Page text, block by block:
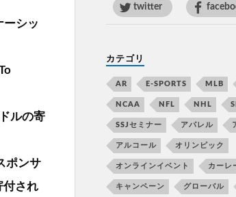
ーシッ
ルの寄
ポンサ
付され
twitter
カテゴリ
AR E-SPORTS MLB
NCAA NFL NHL
SSJセミナー アパレル
アルコール オリンピック
オンラインイベント カーレ
キャンペーン グローバル